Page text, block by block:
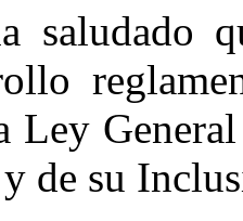
saludado
Ley
de su